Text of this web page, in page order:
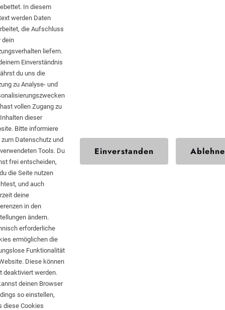
Hirntot shoppen
Musik kaufen
SCHWARTZ
KONTEXT
Impressum
Datenschutz
Kontakt
In diesem
werden Daten
die Aufschluss
dein
liefern.
Einverständnis
du uns die
zu Analyse- und
vollen Zugang zu
dieser
Bitte informiere
zum Datenschutz und
Tools. Du
frei entscheiden,
die Seite nutzen
und auch
deine
in den
ändern.
erforderliche
ermöglichen die
Funktionalität
Diese können
deaktiviert werden.
deinen Browser
so einstellen,
diese Cookies
Einverstanden